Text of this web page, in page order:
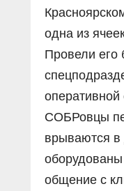
одна из
Провели его
оперативной
СОБРовцы
врываются
общение с